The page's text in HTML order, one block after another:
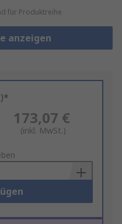
für Produktreihe
anzeigen
173,07 €
(inkl. MwSt.)